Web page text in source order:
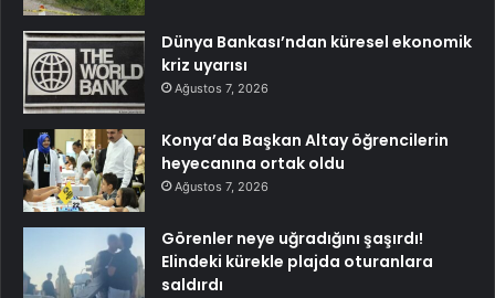
Dünya Bankası’ndan küresel ekonomik
kriz uyarısı
Ağustos 7, 2026
Konya’da Başkan Altay öğrencilerin
heyecanına ortak oldu
Ağustos 7, 2026
Görenler neye uğradığını şaşırdı!
Elindeki kürekle plajda oturanlara
saldırdı